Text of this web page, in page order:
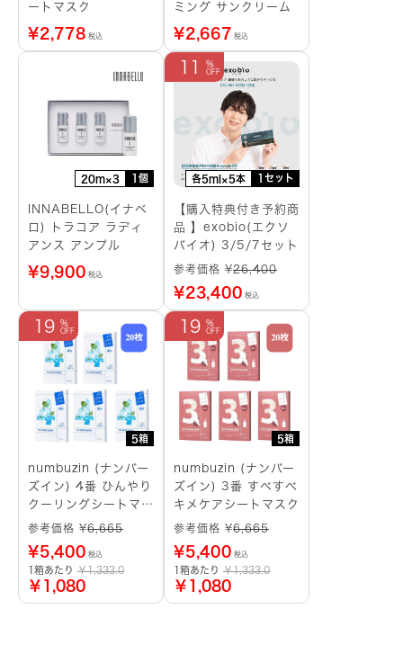
ートマスク
¥2,778 税込
ミング サンクリーム
¥2,667 税込
20m×3 1個
INNABELLO(イナベ
ロ) トラコア ラディ
アンス アンプル
¥9,900 税込
各5ml×5本 1セット
11
【購入特典付き予約商
品 】exobio(エクソ
バイオ) 3/5/7セット
参考価格 ¥26,400
¥23,400 税込
5箱
19
numbuzin (ナンバー
ズイン) 4番 ひんやり
クーリングシートマス
ク
参考価格 ¥6,665
¥5,400 税込
1箱あたり ￥1,333.0
￥1,080
5箱
19
numbuzin (ナンバー
ズイン) 3番 すべすべ
キメケアシートマスク
参考価格 ¥6,665
¥5,400 税込
1箱あたり ￥1,333.0
￥1,080